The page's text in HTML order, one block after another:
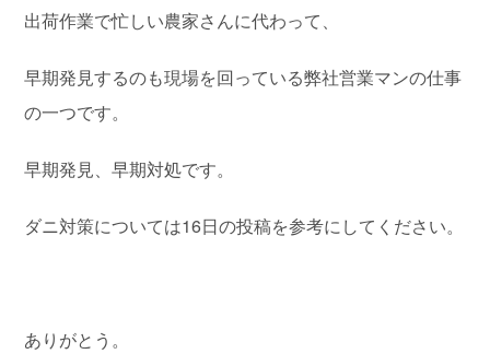
出荷作業で忙しい農家さんに代わって、
早期発見するのも現場を回っている弊社営業マンの仕事
の一つです。
早期発見、早期対処です。
ダニ対策については16日の投稿を参考にしてください。
ありがとう。